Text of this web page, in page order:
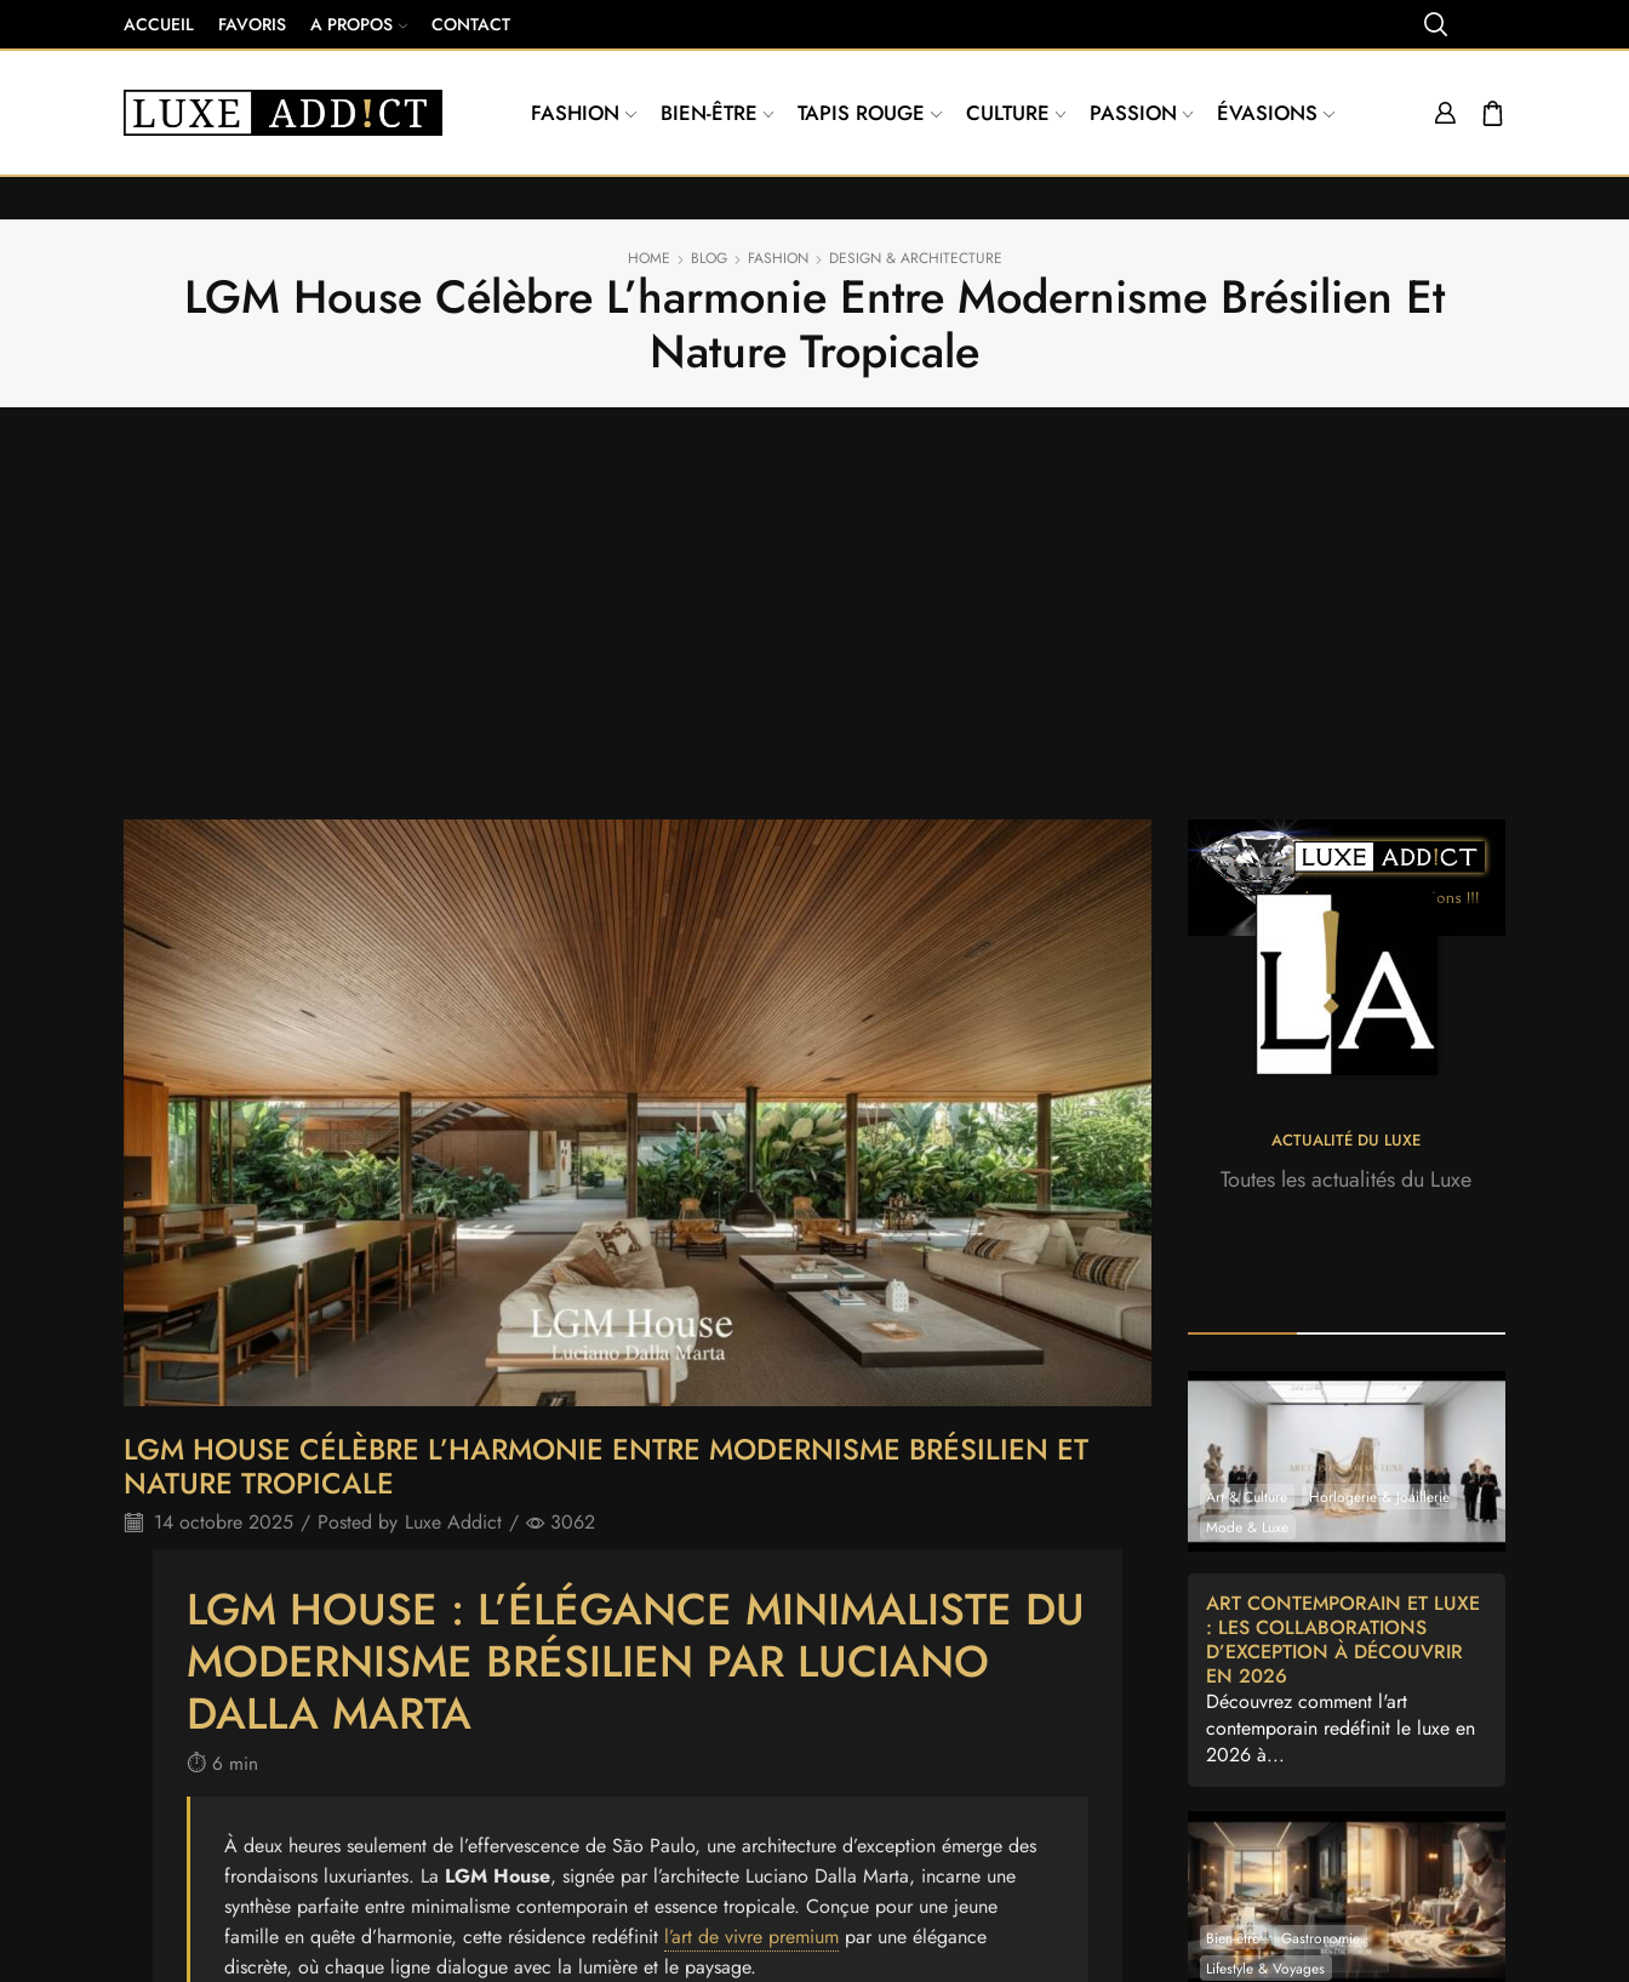
ACCUEIL FAVORIS A PROPOS CONTACT
FASHION BIEN-ÊTRE TAPIS ROUGE CULTURE PASSION ÉVASIONS
HOME BLOG FASHION DESIGN & ARCHITECTURE
LGM House Célèbre L’harmonie Entre Modernisme Brésilien Et
Nature Tropicale
LGM HOUSE CÉLÈBRE L’HARMONIE ENTRE MODERNISME BRÉSILIEN ET
NATURE TROPICALE
14 octobre 2025 / Posted by Luxe Addict / 3062
LGM HOUSE : L’ÉLÉGANCE MINIMALISTE DU
MODERNISME BRÉSILIEN PAR LUCIANO
DALLA MARTA
⏱️ 6 min
À deux heures seulement de l’effervescence de São Paulo, une architecture d’exception émerge des
frondaisons luxuriantes. La LGM House, signée par l’architecte Luciano Dalla Marta, incarne une
synthèse parfaite entre minimalisme contemporain et essence tropicale. Conçue pour une jeune
famille en quête d’harmonie, cette résidence redéfinit l’art de vivre premiumpar une élégance
discrète, où chaque ligne dialogue avec la lumière et le paysage.
ACTUALITÉ DU LUXE
Toutes les actualités du Luxe
Art & Culture
Horlogerie & Joaillerie
Mode & Luxe
ART CONTEMPORAIN ET LUXE
: LES COLLABORATIONS
D’EXCEPTION À DÉCOUVRIR
EN 2026
Découvrez comment l'art
contemporain redéfinit le luxe en
2026 à...
Bien-être
Gastronomie
Lifestyle & Voyages